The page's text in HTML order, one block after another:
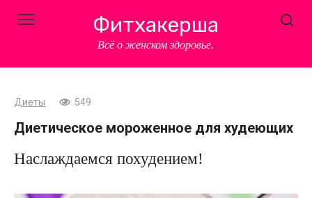
Фитхакерша
Всё о женском здоровье.
Диеты 549
Диетическое мороженное для худеющих
Наслаждаемся похудением!